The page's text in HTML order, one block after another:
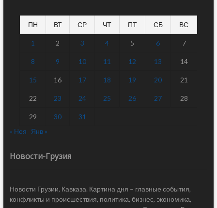
ПН ВТ СР ЧТ ПТ СБ ВС
1 2 3 4 5 6 7
8 9 10 11 12 13 14
15 16 17 18 19 20 21
22 23 24 25 26 27 28
29 30
31
« Ноя
Янв »
Новости-Грузия
Новости Грузии, Кавказа. Картина дня – главные события,
конфликты и происшествия, политика, бизнес, экономика,